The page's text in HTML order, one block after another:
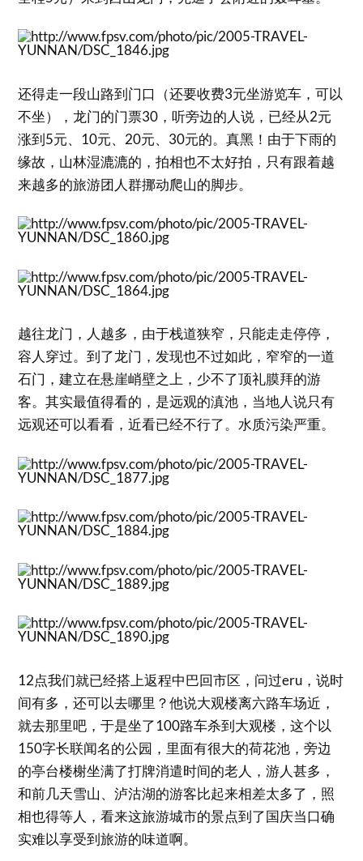
还得走一段山路到门口（还要收费3元坐游览车，可以
不坐），龙门的门票30，听旁边的人说，已经从2元
涨到5元、10元、20元、30元的。真黑！由于下雨的
缘故，山林湿漉漉的，拍相也不太好拍，只有跟着越
来越多的旅游团人群挪动爬山的脚步。
越往龙门，人越多，由于栈道狭窄，只能走走停停，
容人穿过。到了龙门，发现也不过如此，窄窄的一道
石门，建立在悬崖峭壁之上，少不了顶礼膜拜的游
客。其实最值得看的，是远观的滇池，当地人说只有
远观还可以看看，近看已经不行了。水质污染严重。
12点我们就已经搭上返程中巴回市区，问过eru，说时
间有多，还可以去哪里？他说大观楼离六路车场近，
就去那里吧，于是坐了100路车杀到大观楼，这个以
150字长联闻名的公园，里面有很大的荷花池，旁边
的亭台楼榭坐满了打牌消遣时间的老人，游人甚多，
和前几天雪山、泸沽湖的游客比起来相差太多了，照
相也得等人，看来这旅游城市的景点到了国庆当口确
实难以享受到旅游的味道啊。